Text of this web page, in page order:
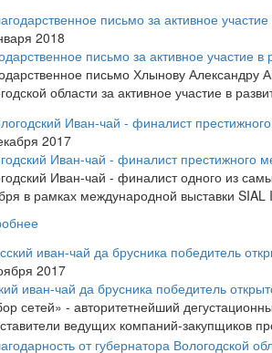
2018
письмо за активное участие
письмо Хлынову Александру
области за активное участие в
2017
Иван-чай - финалист престижного
Иван-чай - финалист одного из
в рамках международной выставки
2017
иван-чай да брусника победитель
сетей» - авторитетнейший
ведущих компаний-закупщиков